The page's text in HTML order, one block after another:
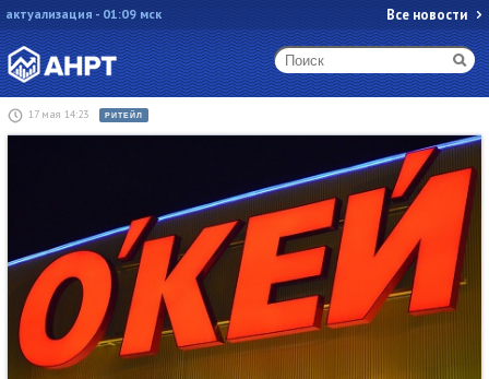
актуализация - 01:09 мск Все новости
17 мая 14:23 РИТЕЙЛ